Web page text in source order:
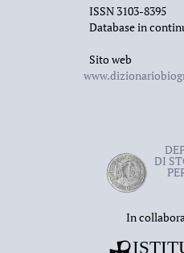
ISSN 3103-8395
Database in
Sito web
DI
In